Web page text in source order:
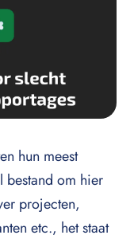
hun meest
bestand om hier
projecten,
etc., het staat